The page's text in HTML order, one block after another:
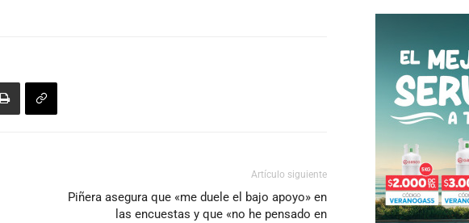
Artículo siguiente
Piñera asegura que «me duele el bajo apoyo» en
las encuestas y que «no he pensado en